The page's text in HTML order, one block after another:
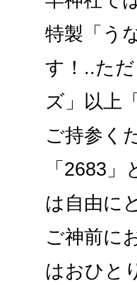
特製「う
す！..た
ズ」以上
ご持参く
「2683
は自由に
ご神前に
はおひと